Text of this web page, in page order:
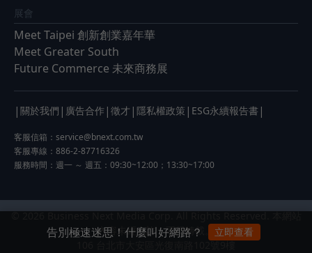
展會
Meet Taipei 創新創業嘉年華
Meet Greater South
Future Commerce 未來商務展
| 關於我們 | 廣告合作 | 徵才 | 隱私權政策 | ESG永續報告書 |
客服信箱： service@bnext.com.tw
客服專線：886-2-87716326
服務時間：週一 ～ 週五：09:30~12:00；13:30~17:00
© 2026 Business Next Media Corp. All Rights Reserved. 本網站
內容未經允許，不得轉載。
106 台北市大安區光復南路102號9樓
告別極速迷思！什麼叫好網路？ 立即查看